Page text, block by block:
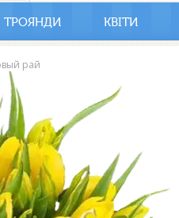
ТРОЯНДИ КВІТИ
рай